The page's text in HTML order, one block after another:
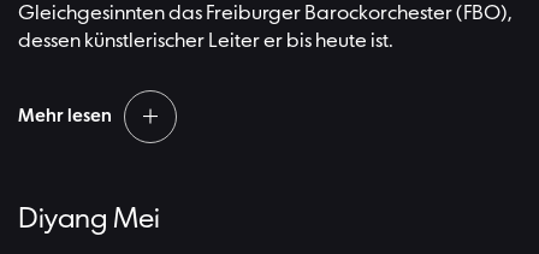
Gleichgesinnten das Freiburger Barockorchester (FBO),
dessen künstlerischer Leiter er bis heute ist.
Mehr lesen
vergessenen Musik des Dresdner Barock sowie der vier
Diyang Mei